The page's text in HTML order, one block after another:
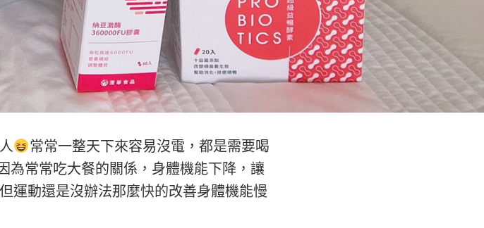
常常一整天下來容易沒電，都是需要喝
為常常吃大餐的關係，身體機能下降，讓
運動還是沒辦法那麼快的改善身體機能慢